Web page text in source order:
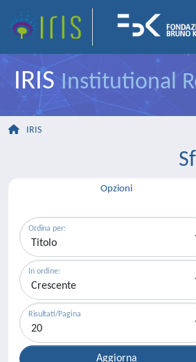
IRISInstitutional
IRIS
Opzioni
Ordina per:
In ordine:
Risultati/Pagina